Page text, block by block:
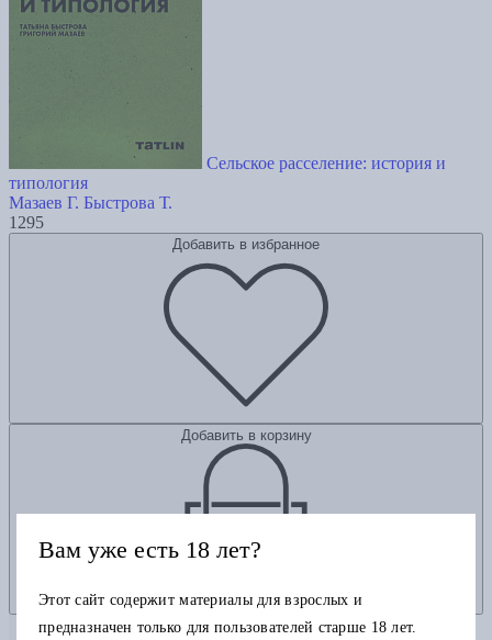
Сельское расселение: история и
типология
Мазаев Г. Быстрова Т.
1295
Добавить в избранное
Добавить в корзину
Вам уже есть 18 лет?
Этот сайт содержит материалы для взрослых и
предназначен только для пользователей старше 18 лет.